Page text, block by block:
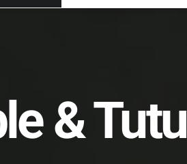
& Tutu